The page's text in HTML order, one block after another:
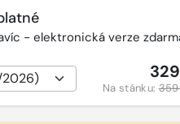
- elektronická verze
329
Na stánku: